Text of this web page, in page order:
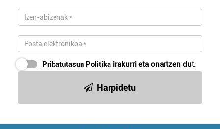
Pribatutasun Politika irakurri eta onartzen dut.
Harpidetu